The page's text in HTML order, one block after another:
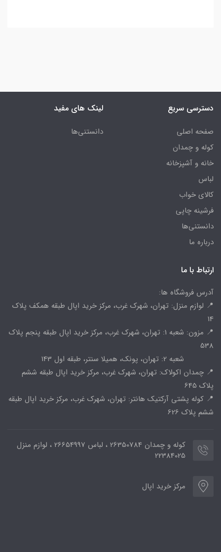
دسترسی سریع
صفحه اصلی
کوله و چمدان
خانه و آشپزخانه
لباس
کالای خواب
فرشینه چاپی
دانستنی‌ها
درباره ما
لینک های مفید
دانستنی‌ها
ارتباط با ما
آدرس فروشگاه ها:
📍 لوازم منزل: تهران، شهرک غرب، مرکز خرید اپال طبقه همکف پلاک
14
📍 مزون: شعبه 1: تهران، شهرک غرب، مرکز خرید اپال طبقه پنجم پلاک
538
شعبه 2: تهران، پونک، همیلا سنتر، طبقه اول 143
📍 چمدان اکولاک: تهران، شهرک غرب، مرکز خرید اپال طبقه ششم
پلاک 645
📍 کوله پشتی آرکتیک هانتر: تهران، شهرک غرب، مرکز خرید اپال طبقه
ششم پلاک 626
کوله و چمدان 26350784 ، لباس 26654997 ، لوازم منزل
22384025
مرکز خرید اپال